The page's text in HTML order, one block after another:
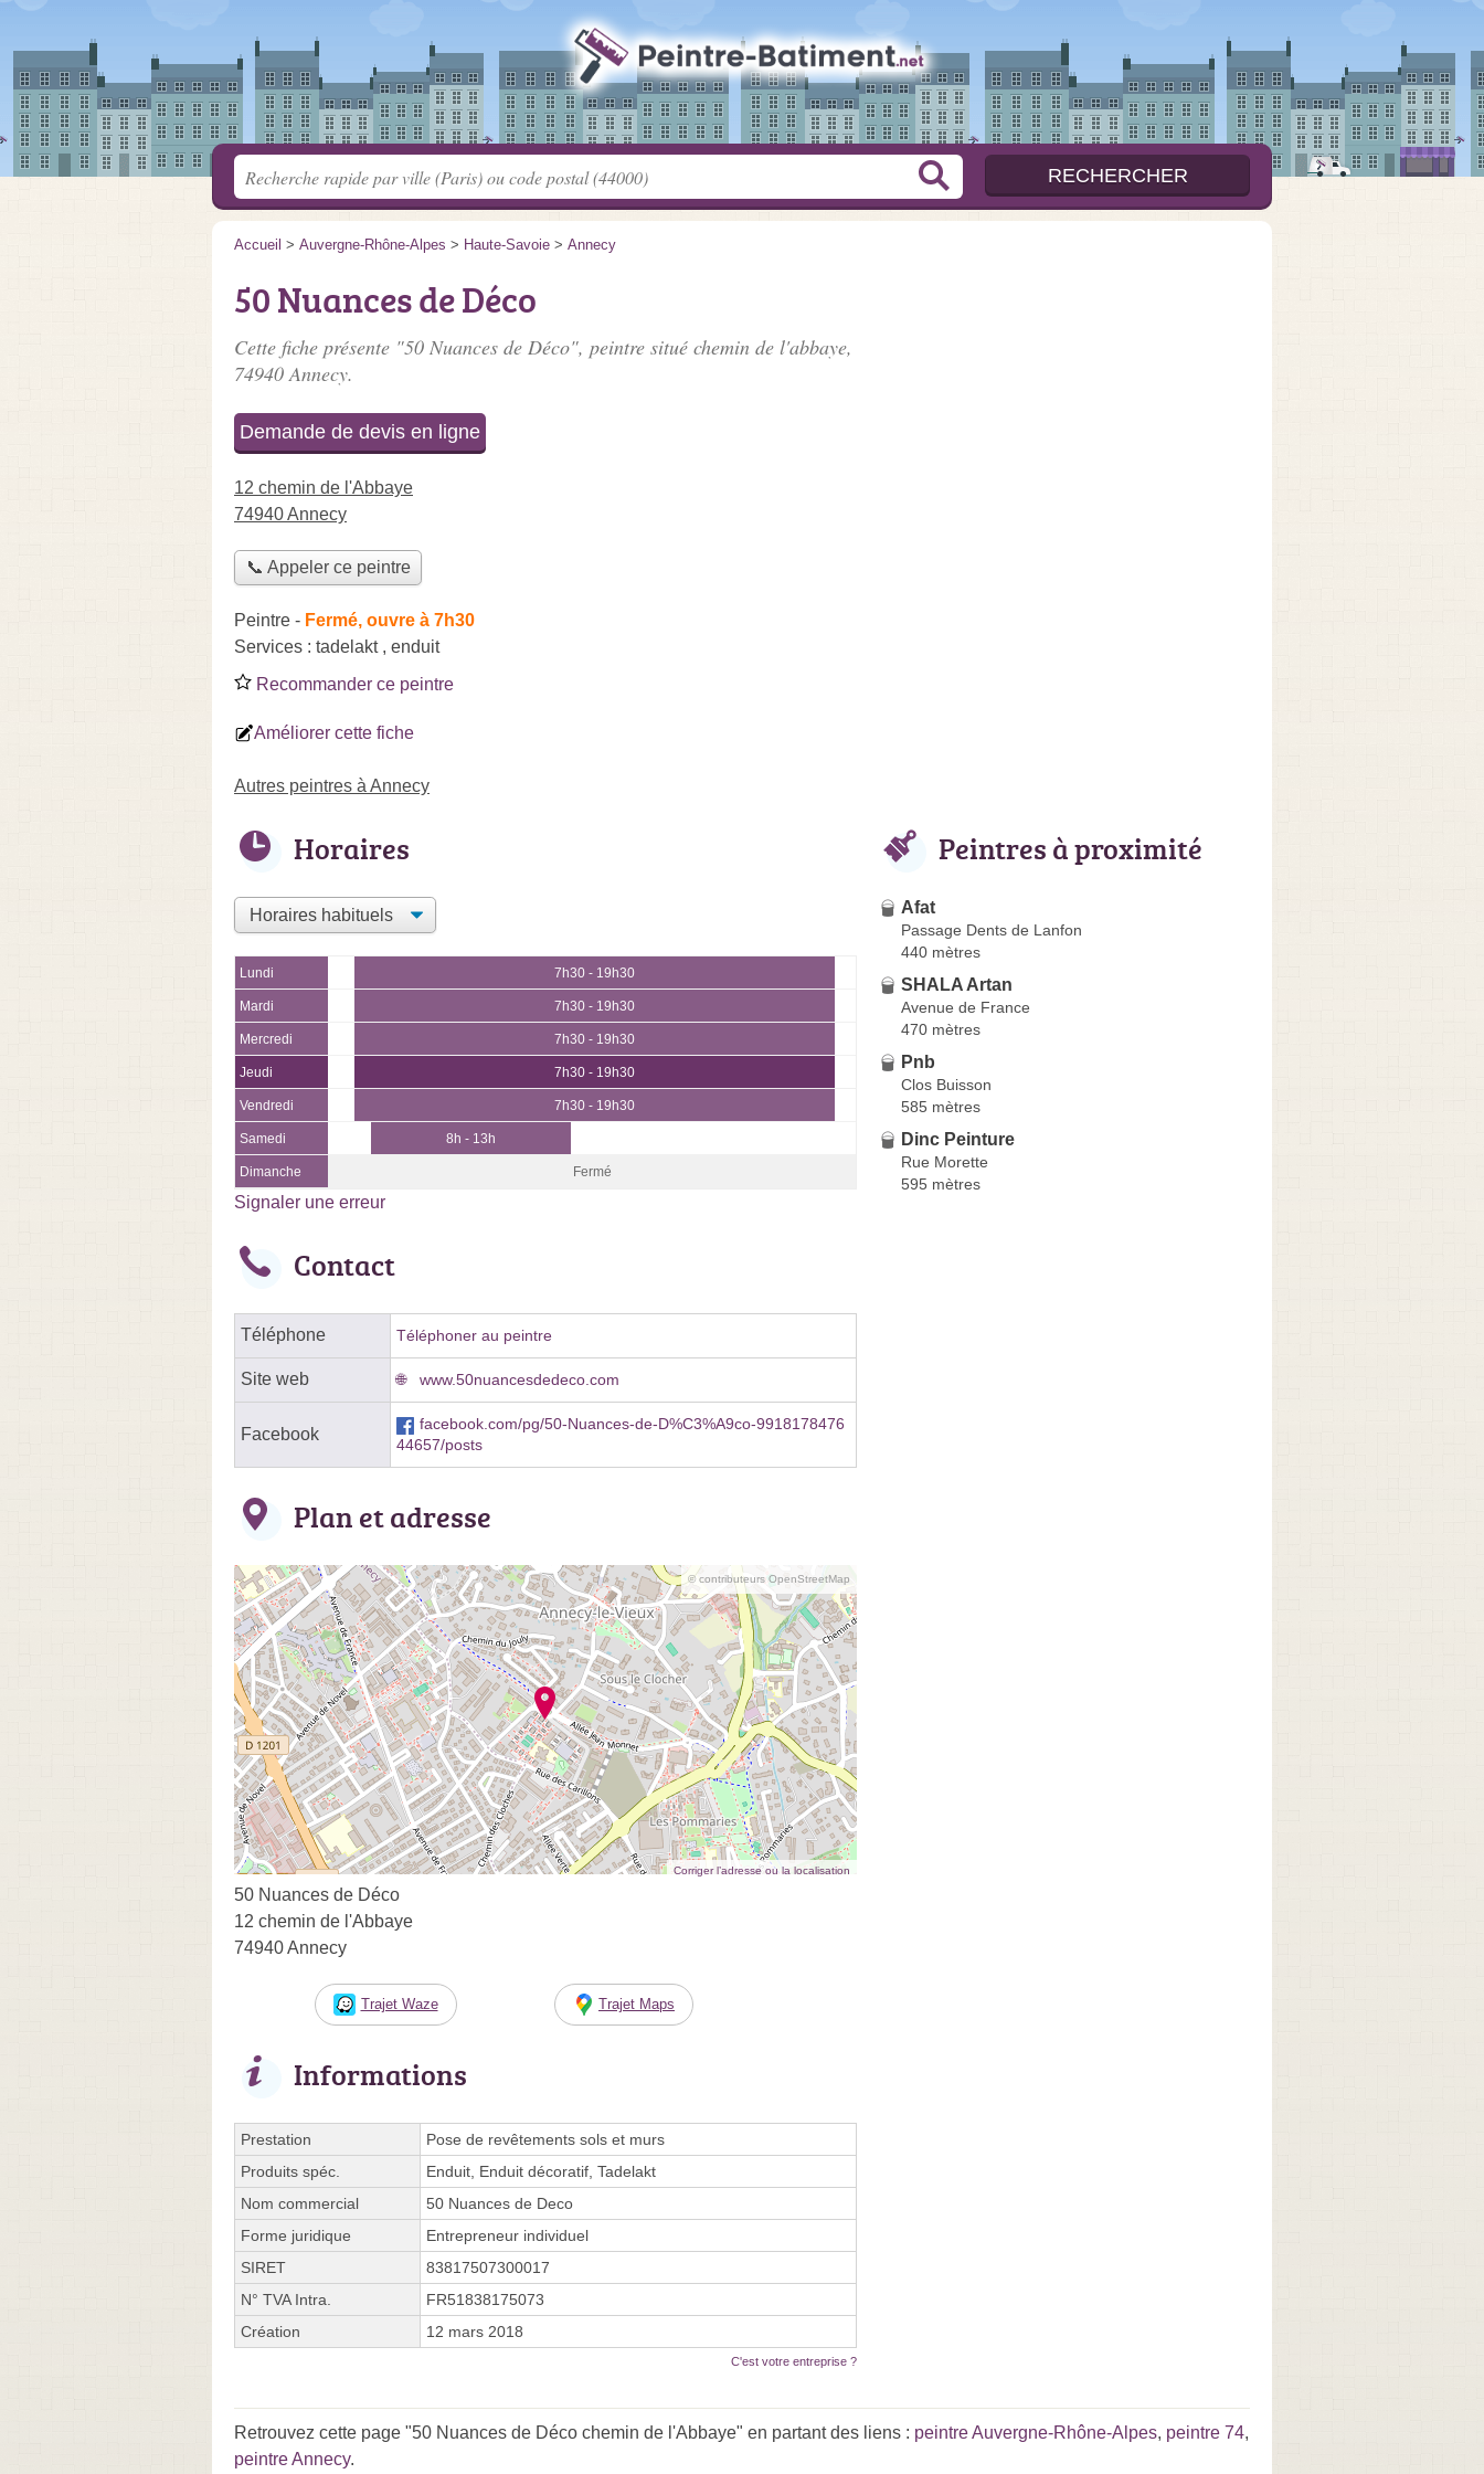
Accueil > Auvergne-Rhône-Alpes > Haute-Savoie > Annecy
50 Nuances de Déco
Cette fiche présente "50 Nuances de Déco", peintre situé chemin de l'abbaye,
74940 Annecy.
Demande de devis en ligne
12 chemin de l'Abbaye
74940 Annecy
📞 Appeler ce peintre
Peintre - Fermé, ouvre à 7h30
Services : tadelakt , enduit
Recommander ce peintre
Améliorer cette fiche
Autres peintres à Annecy
Horaires
Lundi 7h30 - 19h30
Mardi 7h30 - 19h30
Mercredi 7h30 - 19h30
Jeudi 7h30 - 19h30
Vendredi 7h30 - 19h30
Samedi 8h - 13h
Dimanche Fermé
Signaler une erreur
Contact
Téléphone Téléphoner au peintre
Site web www.50nuancesdedeco.com
Facebook
facebook.com/pg/50-Nuances-de-D%C3%A9co-9918178476
44657/posts
Plan et adresse
© contributeurs OpenStreetMap
Corriger l’adresse ou la localisation
50 Nuances de Déco
12 chemin de l'Abbaye
74940 Annecy
Trajet Waze Trajet Maps
Informations
Prestation
Pose de revêtements sols et murs
Produits spéc.
Enduit, Enduit décoratif, Tadelakt
Nom commercial
50 Nuances de Deco
Forme juridique
Entrepreneur individuel
SIRET
83817507300017
N° TVA Intra.
FR51838175073
Création
12 mars 2018
C'est votre entreprise ?
Peintres à proximité
Afat
Passage Dents de Lanfon
440 mètres
SHALA Artan
Avenue de France
470 mètres
Pnb
Clos Buisson
585 mètres
Dinc Peinture
Rue Morette
595 mètres
Retrouvez cette page "50 Nuances de Déco chemin de l'Abbaye" en partant des liens : peintre Auvergne-Rhône-Alpes, peintre 74,
peintre Annecy.